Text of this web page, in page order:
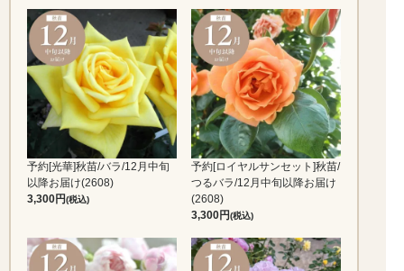
予約[光華]秋苗/バラ/12月中旬
以降お届け(2608)
3,300
(税込)
予約[ロイヤルサンセット]秋苗/
つるバラ/12月中旬以降お届け
(2608)
3,300
(税込)